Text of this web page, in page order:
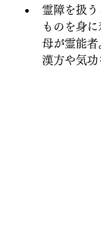
霊障を扱う
ものを身
母が霊能者
漢方や気功